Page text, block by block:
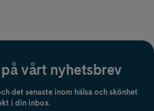
vårt nyhetsbrev
det senaste inom hälsa och skönhet
i din inbox.